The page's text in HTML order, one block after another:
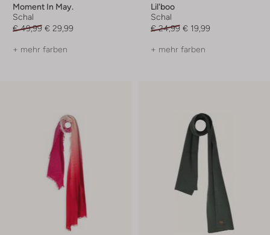
Moment In May.
Schal
€ 49,99 € 29,99
+ mehr farben
Lil'boo
Schal
€ 24,99 € 19,99
+ mehr farben